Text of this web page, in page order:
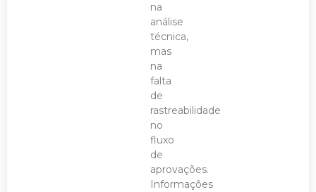
na
análise
técnica,
mas
na
falta
de
rastreabilidade
no
fluxo
de
aprovações.
Informações